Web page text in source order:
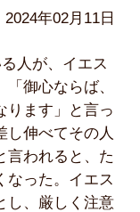
2024年02月11日
人が、イエス
御心ならば、
ります」と言っ
し伸べてその人
言われると、た
なった。イエス
し、厳しく注意